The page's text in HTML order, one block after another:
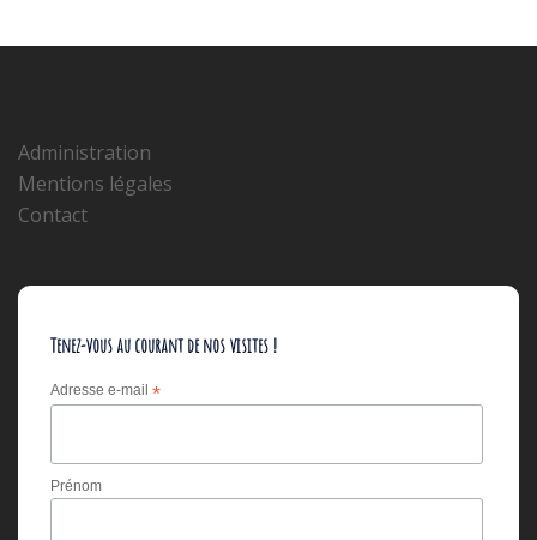
Administration
Mentions légales
Contact
Tenez-vous au courant de nos visites !
Adresse e-mail *
Prénom